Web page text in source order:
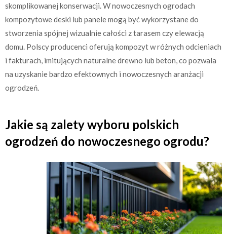
skomplikowanej konserwacji. W nowoczesnych ogrodach
kompozytowe deski lub panele mogą być wykorzystane do
stworzenia spójnej wizualnie całości z tarasem czy elewacją
domu. Polscy producenci oferują kompozyt w różnych odcieniach
i fakturach, imitujących naturalne drewno lub beton, co pozwala
na uzyskanie bardzo efektownych i nowoczesnych aranżacji
ogrodzeń.
Jakie są zalety wyboru polskich
ogrodzeń do nowoczesnego ogrodu?